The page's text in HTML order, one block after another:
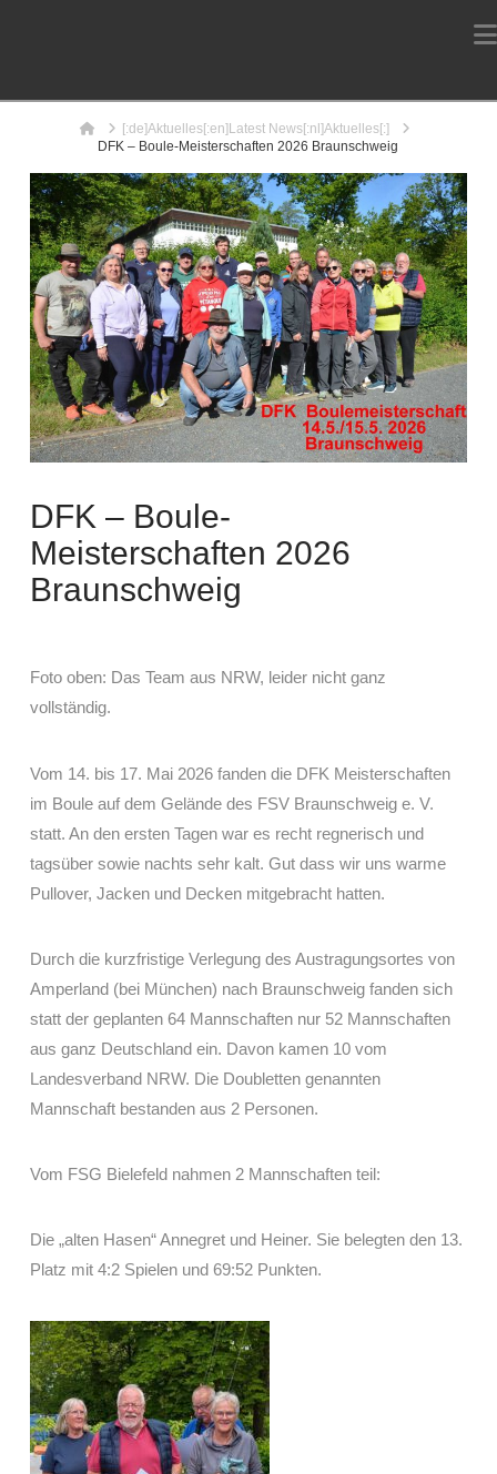
Home[:de]Aktuelles[:en]Latest News[:nl]Aktuelles[:]
DFK – Boule-Meisterschaften 2026 Braunschweig
DFK – Boule-
Meisterschaften 2026
Braunschweig
Foto oben: Das Team aus NRW, leider nicht ganz
vollständig.
Vom 14. bis 17. Mai 2026 fanden die DFK Meisterschaften
im Boule auf dem Gelände des FSV Braunschweig e. V.
statt. An den ersten Tagen war es recht regnerisch und
tagsüber sowie nachts sehr kalt. Gut dass wir uns warme
Pullover, Jacken und Decken mitgebracht hatten.
Durch die kurzfristige Verlegung des Austragungsortes von
Amperland (bei München) nach Braunschweig fanden sich
statt der geplanten 64 Mannschaften nur 52 Mannschaften
aus ganz Deutschland ein. Davon kamen 10 vom
Landesverband NRW. Die Doubletten genannten
Mannschaft bestanden aus 2 Personen.
Vom FSG Bielefeld nahmen 2 Mannschaften teil:
Die „alten Hasen“ Annegret und Heiner. Sie belegten den 13.
Platz mit 4:2 Spielen und 69:52 Punkten.